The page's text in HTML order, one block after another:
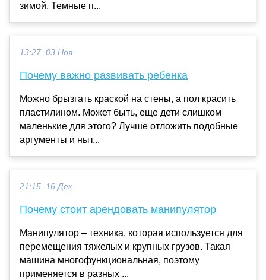
зимой. Темные п...
13:27, 03 Ноя
Почему важно развивать ребенка
Можно брызгать краской на стены, а пол красить
пластилином. Может быть, еще дети слишком
маленькие для этого? Лучше отложить подобные
аргументы и ныт...
21:15, 16 Дек
Почему стоит арендовать манипулятор
Манипулятор – техника, которая используется для
перемещения тяжелых и крупных грузов. Такая
машина многофункциональная, поэтому
применяется в разных ...